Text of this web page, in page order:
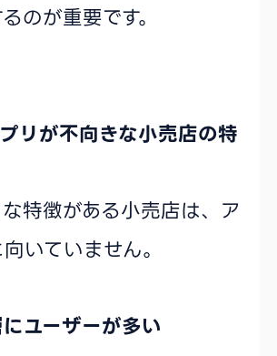
のが重要です。
リが不向きな小売店の特
特徴がある小売店は、ア
いていません。
ユーザーが多い